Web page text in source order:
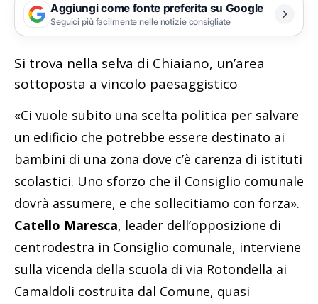
Aggiungi come fonte preferita su Google
Seguici più facilmente nelle notizie consigliate
Si trova nella selva di Chiaiano, un’area
sottoposta a vincolo paesaggistico
«Ci vuole subito una scelta politica per salvare
un edificio che potrebbe essere destinato ai
bambini di una zona dove c’è carenza di istituti
scolastici. Uno sforzo che il Consiglio comunale
dovrà assumere, e che sollecitiamo con forza».
Catello Maresca, leader dell’opposizione di
centrodestra in Consiglio comunale, interviene
sulla vicenda della scuola di via Rotondella ai
Camaldoli costruita dal Comune, quasi